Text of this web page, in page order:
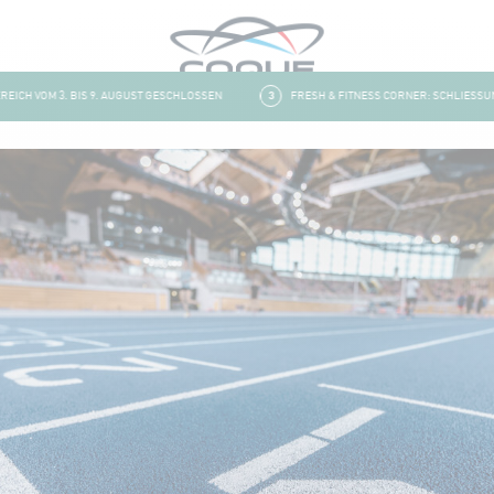
VOM 3. BIS 9. AUGUST GESCHLOSSEN 3 FRESH & FITNESS CORNER: SCHLIESSUNG